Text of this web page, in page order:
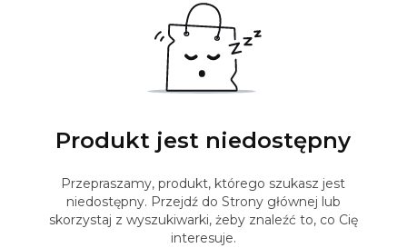
Produkt jest niedostępny
Przepraszamy, produkt, którego szukasz jest
niedostępny. Przejdź do Strony głównej lub
skorzystaj z wyszukiwarki, żeby znaleźć to, co Cię
interesuje.